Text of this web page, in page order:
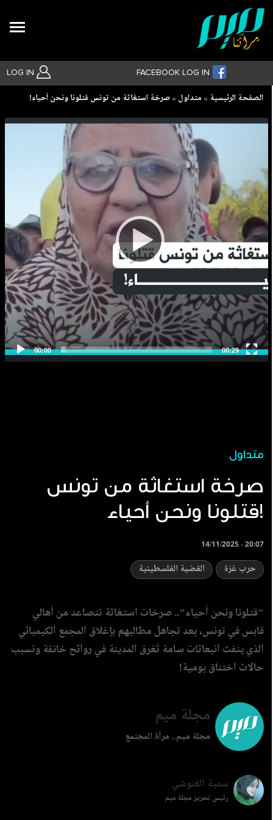
LOG IN FACEBOOK LOG IN
Breadcrumb
الصفحة الرئيسية متداول صرخة استغاثة من تونس قتلونا ونحن أحياء!
متداول
صرخة استغاثة من تونس
قتلونا ونحن أحياء!
14/11/2025 - 20:07
حرب غزة القضية الفلسطينية
"قتلونا ونحن أحياء".. صرخات استغاثة تتصاعد من أهالي
قابس في تونس، بعد تجاهل مطالبهم بإغلاق المجمع الكيميائي
الذي ينفث انبعاثات سامة تُغرق المدينة في روائح خانقة وتسبب
حالات اختناق يومية!
مجلة ميم
مجلة ميم.. مرآة المجتمع
سمية الغنوشي
رئيس تحرير مجلة ميم